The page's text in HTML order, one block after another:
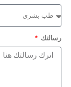
رسالتك